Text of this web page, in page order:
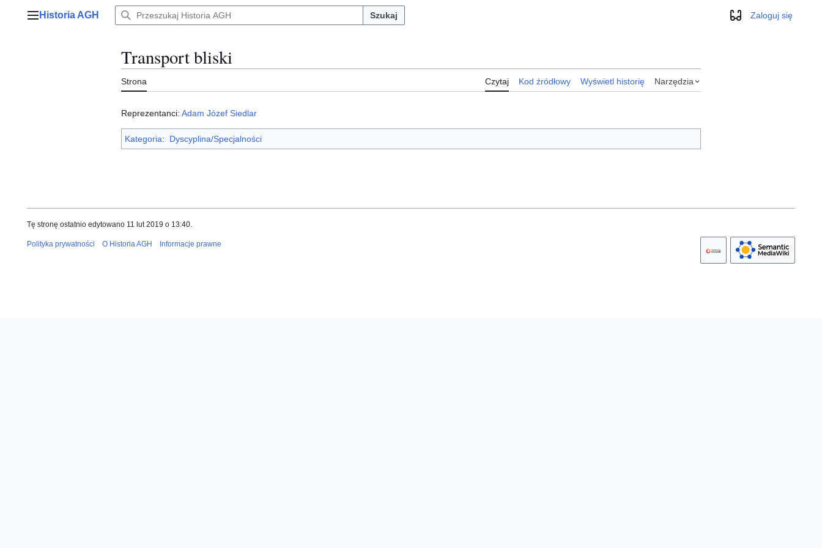
Menu główne
Historia AGH Szukaj WyglądZaloguj się
Transport bliski
Strona Czytaj Kod źródłowy Wyświetl historię Narzędzia
Reprezentanci: Adam Józef Siedlar
Kategoria: Dyscyplina/Specjalności
Tę stronę ostatnio edytowano 11 lut 2019 o 13:40.
Polityka prywatności O Historia AGH Informacje prawne